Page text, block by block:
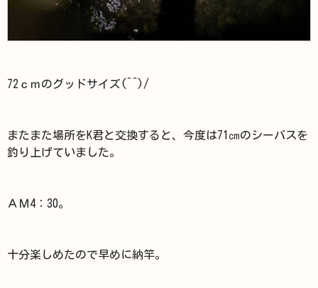
72ｃｍのグッドサイズ(^^)/
またまた場所をK君と交換すると、今度は71㎝のシーバスを
釣り上げていました。
ＡＭ4：30。
十分楽しめたので早めに納竿。